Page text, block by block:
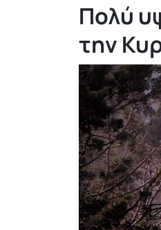
Πολύ
την